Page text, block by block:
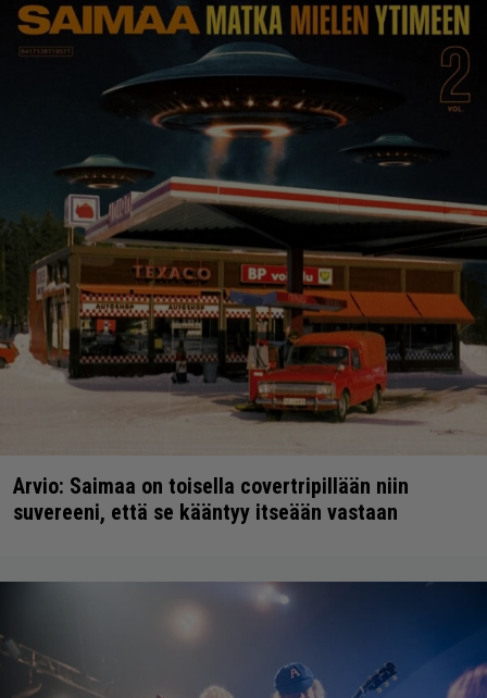
Arvio: Saimaa on toisella covertripillään niin
suvereeni, että se kääntyy itseään vastaan